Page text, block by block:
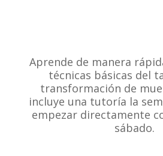
Aprende de manera
técnicas básicas del
transformación de
incluye una tutoría la
empezar directamente
sábado.